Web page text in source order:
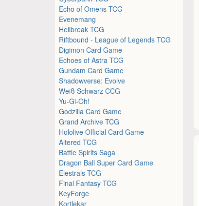
Echo of Omens TCG
Evenemang
Hellbreak TCG
Riftbound - League of Legends TCG
Digimon Card Game
Echoes of Astra TCG
Gundam Card Game
Shadowverse: Evolve
Weiß Schwarz CCG
Yu-Gi-Oh!
Godzilla Card Game
Grand Archive TCG
Hololive Official Card Game
Altered TCG
Battle Spirits Saga
Dragon Ball Super Card Game
Elestrals TCG
Final Fantasy TCG
KeyForge
Kortlekar